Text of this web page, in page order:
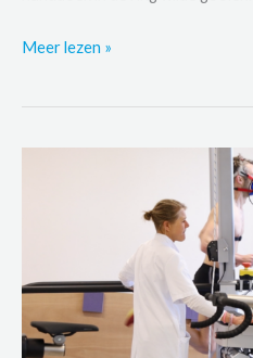
De
is
je
moet
Meer lezen »